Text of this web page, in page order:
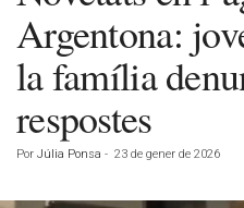
Argentona:
la família
respostes
Por Júlia Ponsa - 23 de gener de 2026